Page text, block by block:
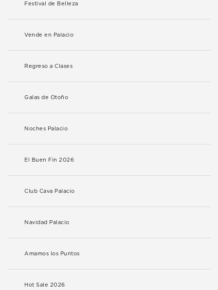
Festival de Belleza
Vende en Palacio
Regreso a Clases
Galas de Otoño
Noches Palacio
El Buen Fin 2026
Club Cava Palacio
Navidad Palacio
Amamos los Puntos
Hot Sale 2026